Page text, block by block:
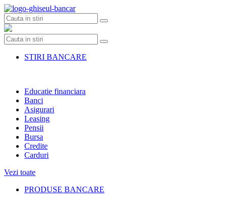
Skip
to
content
STIRI BANCARE
Educatie financiara
Banci
Asigurari
Leasing
Pensii
Bursa
Credite
Carduri
Vezi toate
PRODUSE BANCARE